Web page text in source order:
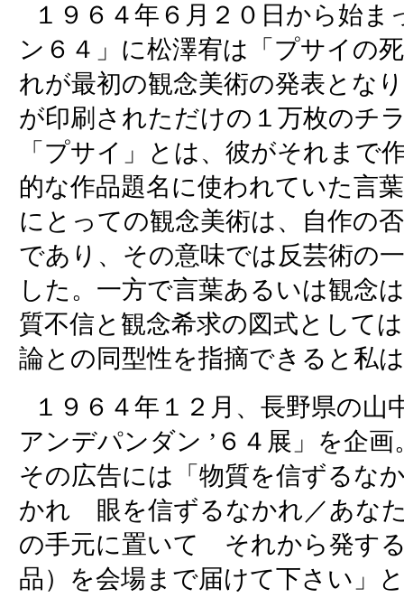
１９６４年６月２０日から始
ン６４」に松澤宥は「プサイの
れが最初の観念美術の発表とな
が印刷されただけの１万枚のチ
「プサイ」とは、彼がそれまで
的な作品題名に使われていた言
にとっての観念美術は、自作の
であり、その意味では反芸術の
した。一方で言葉あるいは観念
質不信と観念希求の図式として
論との同型性を指摘できると私
１９６４年１２月、長野県の山
アンデパンダン ’６４展」を企
その広告には「物質を信ずるな
かれ 眼を信ずるなかれ／あな
の手元に置いて それから発す
品）を会場まで届けて下さい」